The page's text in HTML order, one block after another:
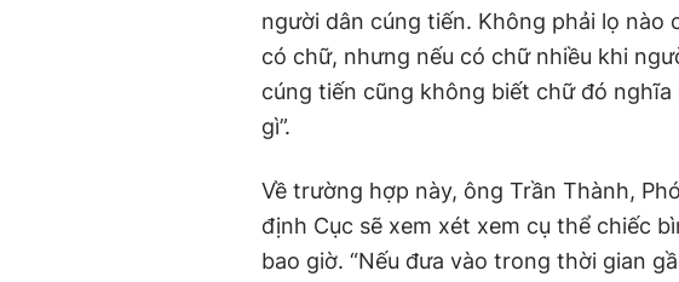
người dân cúng tiến. Không phải lọ nào
có chữ, nhưng nếu có chữ nhiều khi
cúng tiến cũng không biết chữ đó nghĩa
gì”.
Về trường hợp này, ông Trần Thành,
định Cục sẽ xem xét xem cụ thể chiếc
bao giờ. “Nếu đưa vào trong thời gian